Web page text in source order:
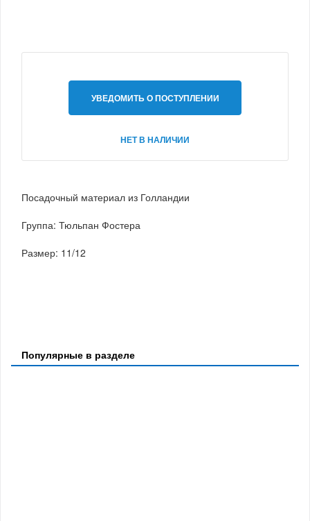
УВЕДОМИТЬ О ПОСТУПЛЕНИИ
НЕТ В НАЛИЧИИ
Посадочный материал из Голландии
Группа: Тюльпан Фостера
Размер: 11/12
Популярные в разделе